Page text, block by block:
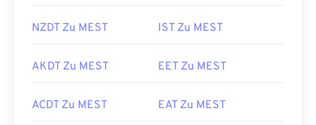
NZDT Zu MEST IST Zu MEST
AKDT Zu MEST EET Zu MEST
ACDT Zu MEST EAT Zu MEST